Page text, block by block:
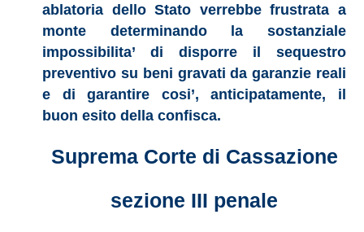
ablatoria dello Stato verrebbe frustrata a
monte determinando la sostanziale
impossibilita’ di disporre il sequestro
preventivo su beni gravati da garanzie reali
e di garantire cosi’, anticipatamente, il
buon esito della confisca.
Suprema Corte di Cassazione
sezione III penale